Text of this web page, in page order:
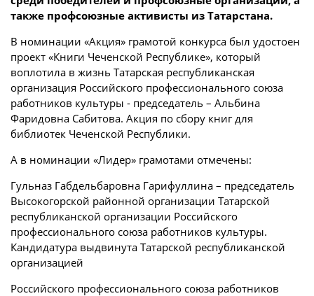
также профсоюзные активисты из Татарстана.
В номинации «Акция» грамотой конкурса был удостоен
проект «Книги Чеченской Республике», который
воплотила в жизнь Татарская республиканская
организация Российского профессионального союза
работников культуры - председатель – Альбина
Фаридовна Сабитова. Акция по сбору книг для
библиотек Чеченской Республики.
А в номинации «Лидер» грамотами отмечены:
Гульназ Габдельбаровна Гарифуллина – председатель
Высокогорской районной организации Татарской
республиканской организации Российского
профессионального союза работников культуры.
Кандидатура выдвинута Татарской республиканской
организацией
Российского профессионального союза работников